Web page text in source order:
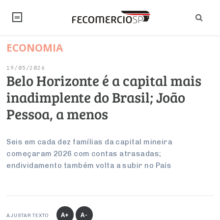
NOTÍCIAS
Editorial
Artigos
Institucional
PROJETOS ESPECIAIS:
UM BRASIL
Economia
Pesquisas
Internacional
Inteligência Artificial
Trabalho
Empresas
Varejo
ESG
Últimas Notícias
SINDICATOS
PESQUISAS
FALE CONOSCO
Sobre
Negociações Coletivas
Conselho de Turismo
Conselho de Emprego e Relações do Trabalho
EMPRESAS
ECONOMIA
19/05/2026
Belo Horizonte é a capital mais
inadimplente do Brasil; João
Pessoa, a menos
Seis em cada dez famílias da capital mineira
começaram 2026 com contas atrasadas;
endividamento também volta a subir no País
AJUSTAR TEXTO A+ A-